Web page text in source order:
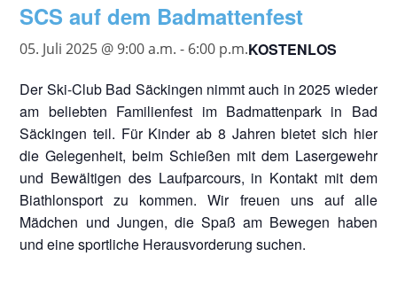
SCS auf dem Badmattenfest
05. Juli 2025 @ 9:00 a.m. - 6:00 p.m.KOSTENLOS
Der Ski-Club Bad Säckingen nimmt auch in 2025 wieder
am beliebten Familienfest im Badmattenpark in Bad
Säckingen teil. Für Kinder ab 8 Jahren bietet sich hier
die Gelegenheit, beim Schießen mit dem Lasergewehr
und Bewältigen des Laufparcours, in Kontakt mit dem
Biathlonsport zu kommen. Wir freuen uns auf alle
Mädchen und Jungen, die Spaß am Bewegen haben
und eine sportliche Herausvorderung suchen.